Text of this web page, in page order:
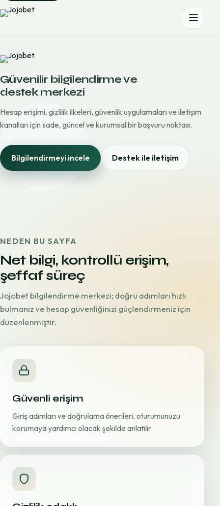
Güvenilir bilgilendirme ve
destek merkezi
Hesap erişimi, gizlilik ilkeleri, güvenlik uygulamaları ve iletişim
kanalları için sade, güncel ve kurumsal bir başvuru noktası.
Bilgilendirmeyi incele Destek ile iletişim
NEDEN BU SAYFA
Net bilgi, kontrollü erişim,
şeffaf süreç
Jojobet bilgilendirme merkezi; doğru adımları hızlı
bulmanız ve hesap güvenliğinizi güçlendirmeniz için
düzenlenmiştir.
Güvenli erişim
Giriş adımları ve doğrulama önerileri, oturumunuzu
korumaya yardımcı olacak şekilde anlatılır.